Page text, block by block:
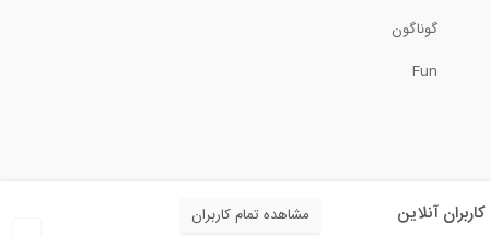
گوناگون
Fun
کاربران آنلاین مشاهده تمام کاربران